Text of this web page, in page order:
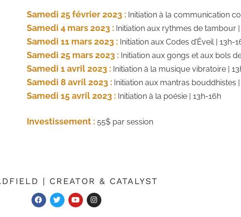
Samedi 25 février 2023 : Initiation à la communication
Samedi 4 mars 2023 : Initiation aux rythmes de tambour |
Samedi 11 mars 2023 : Initiation aux Codes d’Éveil | 13h-
Samedi 25 mars 2023 : Initiation aux gongs et aux bols
Samedi 1 avril 2023 : Initiation à la musique vibratoire |
Samedi 8 avril 2023 : Initiation aux mantras bouddhistes |
Samedi 15 avril 2023 : Initiation à la poésie | 13h-16h
Investissement : 55$ par session
| CREATOR & CATALYST